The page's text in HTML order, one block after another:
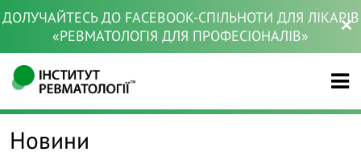
ДОЛУЧАЙТЕСЬ ДО FACEBOOK-СПІЛЬНОТИ ДЛЯ ЛІКАРІВ
«РЕВМАТОЛОГІЯ ДЛЯ ПРОФЕСІОНАЛІВ»
Новини